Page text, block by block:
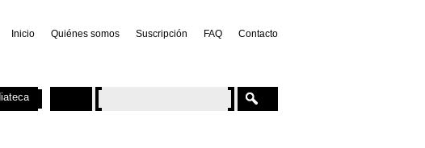
Inicio Quiénes somos Suscripción FAQ Contacto